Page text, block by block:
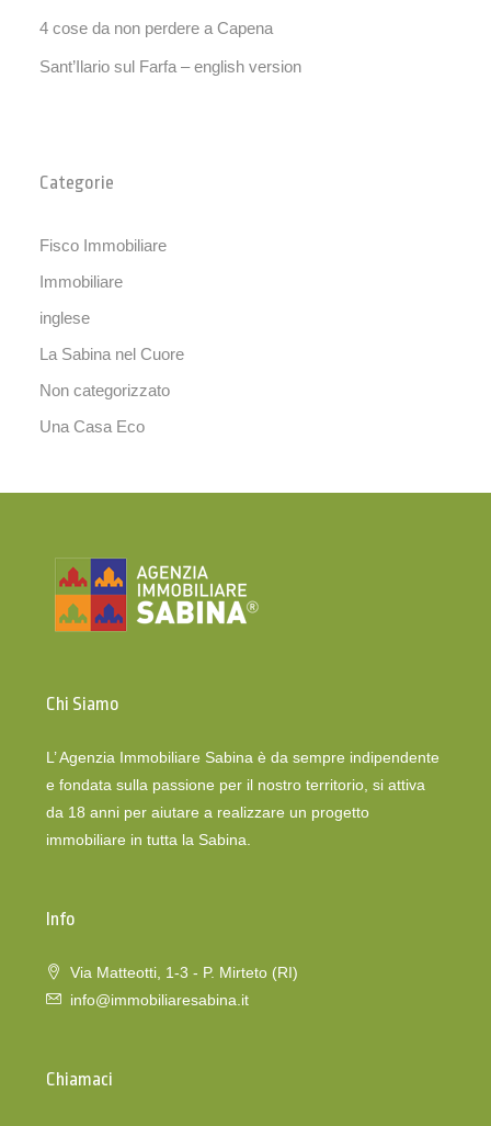
4 cose da non perdere a Capena
Sant’Ilario sul Farfa – english version
Categorie
Fisco Immobiliare
Immobiliare
inglese
La Sabina nel Cuore
Non categorizzato
Una Casa Eco
Chi Siamo
L’ Agenzia Immobiliare Sabina è da sempre indipendente
e fondata sulla passione per il nostro territorio, si attiva
da 18 anni per aiutare a realizzare un progetto
immobiliare in tutta la Sabina.
Info
Via Matteotti, 1-3 - P. Mirteto (RI)
info@immobiliaresabina.it
Chiamaci